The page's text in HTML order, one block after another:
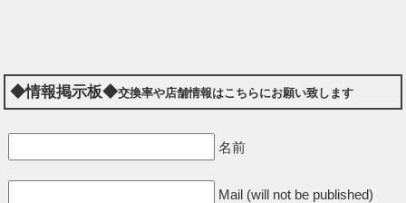
◆情報掲示板◆交換率や店舗情報はこちらにお願い致します
名前
Mail (will not be published)